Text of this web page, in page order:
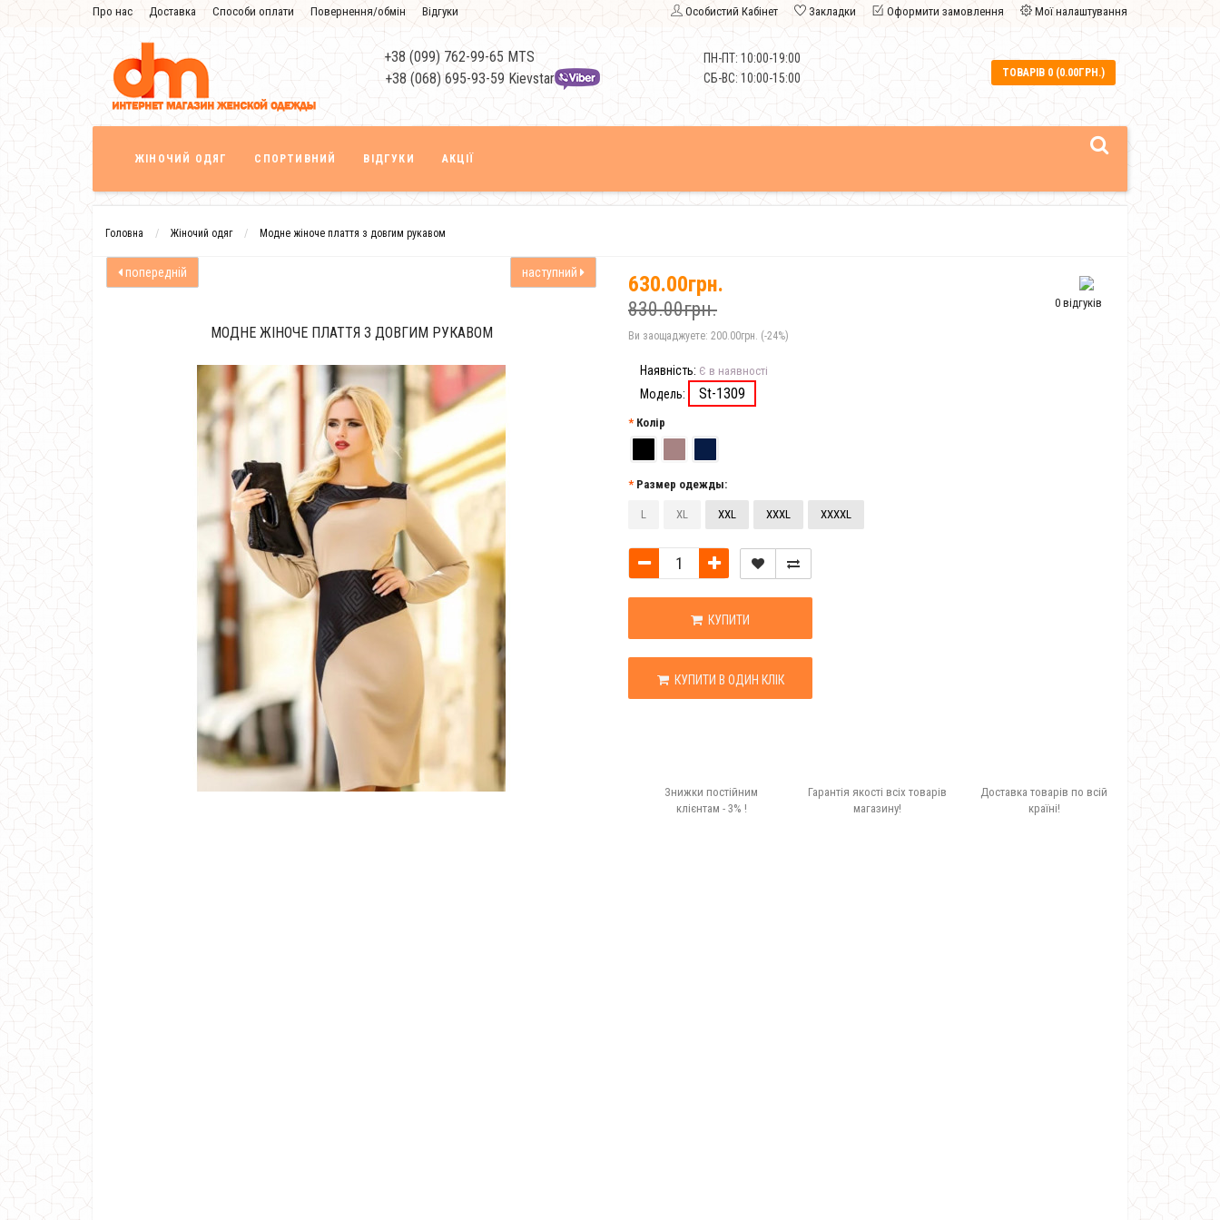
Про нас Доставка Способи оплати Повернення/обмін
Відгуки
Знижка
Особистий Кабінет Закладки Оформити замовлення Мої налаштування
+38 (099) 762-99-65 MTS
+38 (068) 695-93-59 Kievstar
ПН-ПТ: 10:00-19:00
СБ-ВС: 10:00-15:00
ТОВАРІВ 0 (0.00ГРН.)
ЖІНОЧИЙ ОДЯГ СПОРТИВНИЙ ВІДГУКИ АКЦІЇ
Головна Жіночий одяг Модне жіноче плаття з довгим рукавом
попередній наступний
МОДНЕ ЖІНОЧЕ ПЛАТТЯ З ДОВГИМ РУКАВОМ
0 відгуків
630.00грн.
830.00грн.
Ви заощаджуете: 200.00грн. (-24%)
Наявність: Є в наявності
Модель: St-1309
Колір
Размер одежды:
L XL XXL XXXL XXXXL
КУПИТИ
КУПИТИ В ОДИН КЛІК
Знижки постійним
клієнтам - 3% !
Гарантія якості всіх товарів
магазину!
Доставка товарів по всій
країні!